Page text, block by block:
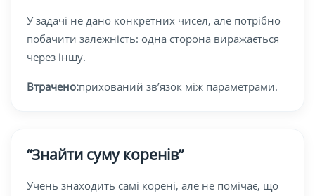
У задачі не дано конкретних чисел, але потрібно
побачити залежність: одна сторона виражається
через іншу.
Втрачено:прихований зв’язок між параметрами.
“Знайти суму коренів”
Учень знаходить самі корені, але не помічає, що